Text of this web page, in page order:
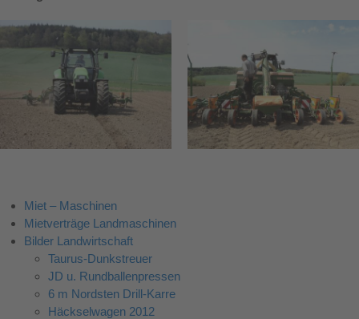
Miet – Maschinen
Mietverträge Landmaschinen
Bilder Landwirtschaft
Taurus-Dunkstreuer
JD u. Rundballenpressen
6 m Nordsten Drill-Karre
Häckselwagen 2012